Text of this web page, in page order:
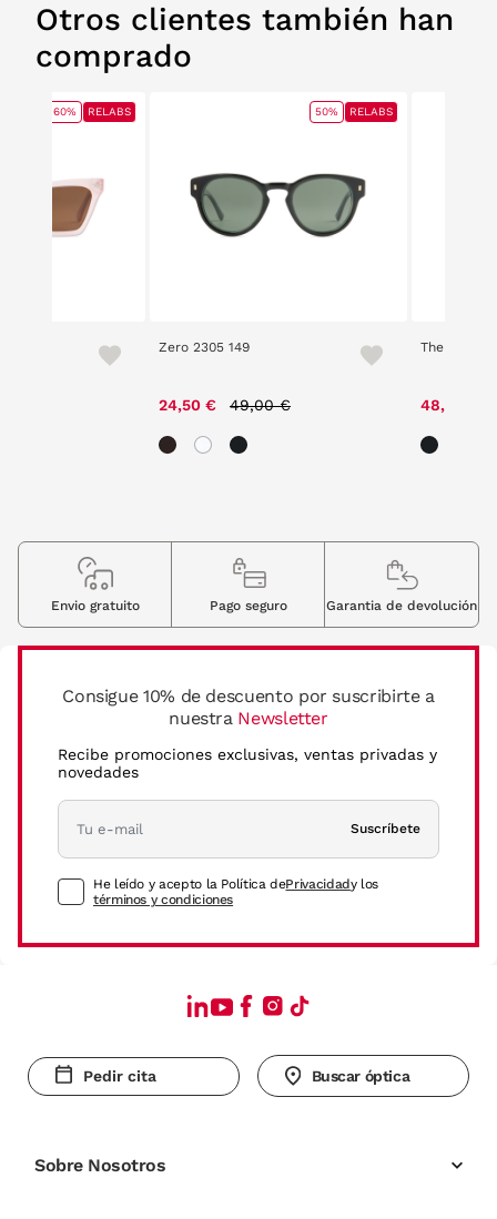
Otros clientes también han
comprado
60% RELABS
Zero 2305 149
24,50 € 49,00 €
50% RELABS
The Circus
48,30 €
Consigue 10% de descuento por suscribirte a
nuestra Newsletter
Recibe promociones exclusivas, ventas privadas y
novedades
Suscríbete
He leído y acepto la Política dePrivacidady los
términos y condiciones
Envio gratuito Pago seguro Garantia de devolución
Pedir cita Buscar óptica
Sobre Nosotros